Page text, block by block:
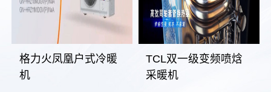
格力火凤凰户式冷暖
机
TCL双一级变频喷焓
采暖机